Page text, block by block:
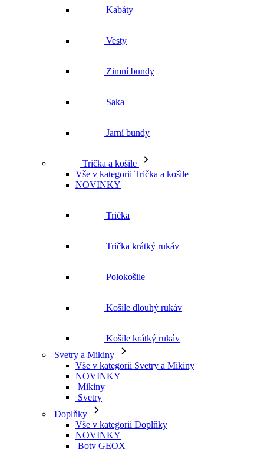
Kabáty
Vesty
Zimní bundy
Saka
Jarní bundy
Trička a košile
Vše v kategorii Trička a košile
NOVINKY
Trička
Trička krátký rukáv
Polokošile
Košile dlouhý rukáv
Košile krátký rukáv
Svetry a Mikiny
Vše v kategorii Svetry a Mikiny
NOVINKY
Mikiny
Svetry
Doplňky
Vše v kategorii Doplňky
NOVINKY
Boty GEOX